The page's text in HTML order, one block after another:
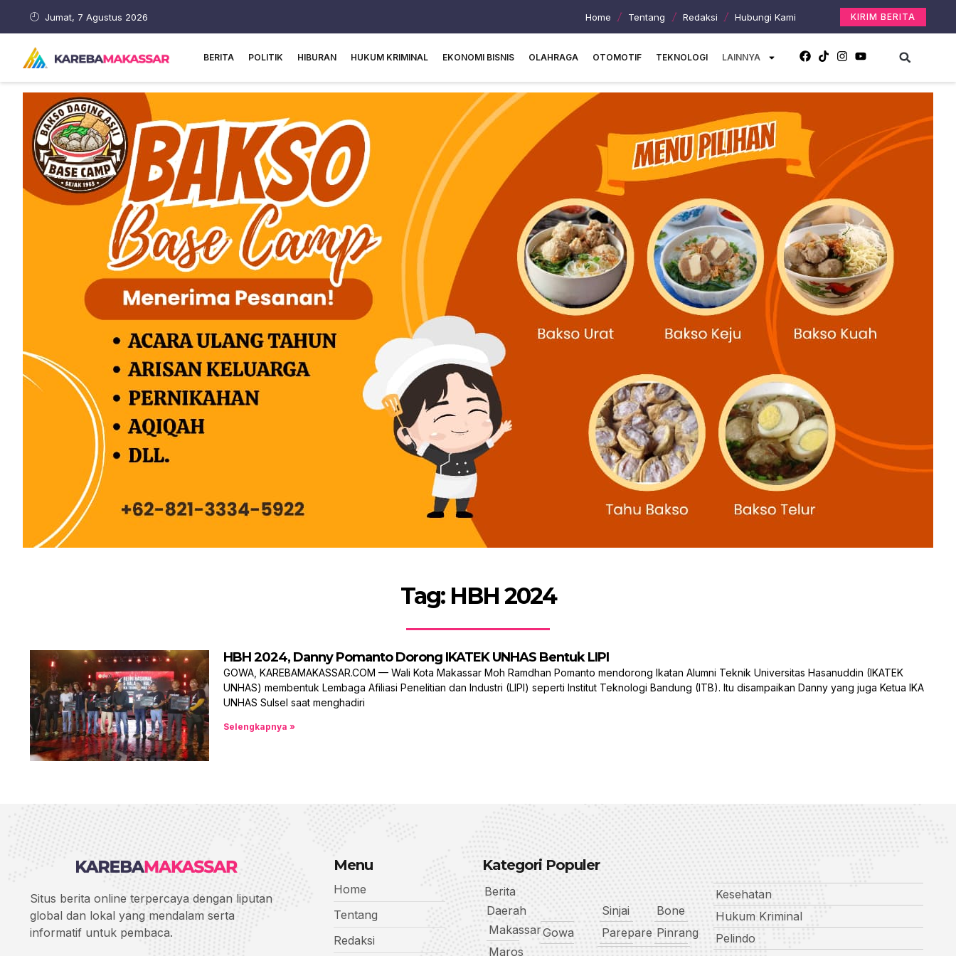
Jumat, 7 Agustus 2026 Home Tentang Redaksi Hubungi Kami KIRIM BERITA
BERITA POLITIK HIBURAN HUKUM KRIMINAL EKONOMI BISNIS OLAHRAGA OTOMOTIF TEKNOLOGI LAINNYA
Tag: HBH 2024
HBH 2024, Danny Pomanto Dorong IKATEK UNHAS Bentuk LIPI
GOWA, KAREBAMAKASSAR.COM — Wali Kota Makassar Moh Ramdhan Pomanto mendorong Ikatan Alumni Teknik Universitas Hasanuddin (IKATEK
UNHAS) membentuk Lembaga Afiliasi Penelitian dan Industri (LIPI) seperti Institut Teknologi Bandung (ITB). Itu disampaikan Danny yang juga Ketua IKA
UNHAS Sulsel saat menghadiri
Selengkapnya »
Situs berita online terpercaya dengan liputan
global dan lokal yang mendalam serta
informatif untuk pembaca.
Menu
Home
Tentang
Redaksi
Kategori Populer
Berita
Daerah
Makassar
Maros
Gowa
Sinjai
Parepare
Bone
Pinrang
Kesehatan
Hukum Kriminal
Pelindo